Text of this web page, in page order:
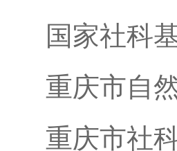
国家社科
重庆市自
重庆市社